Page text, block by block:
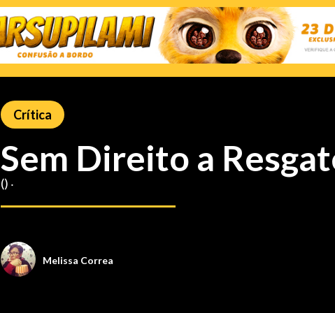
Crítica
Sem Direito a
() ‧
Melissa Correa